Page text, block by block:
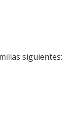
siguientes: